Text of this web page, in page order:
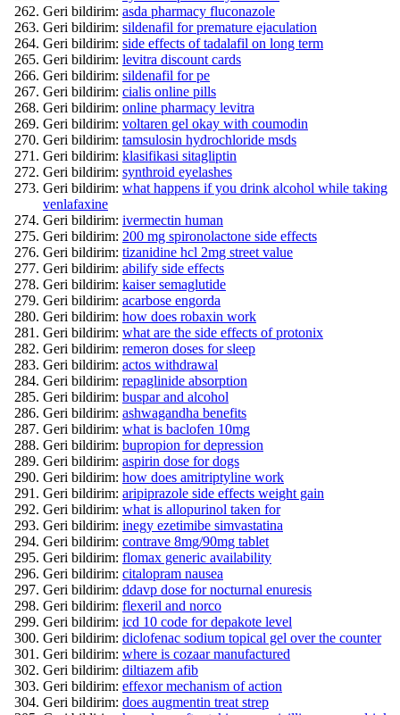
Geri bildirim: asda pharmacy fluconazole
Geri bildirim: sildenafil for premature ejaculation
Geri bildirim: side effects of tadalafil on long term
Geri bildirim: levitra discount cards
Geri bildirim: sildenafil for pe
Geri bildirim: cialis online pills
Geri bildirim: online pharmacy levitra
Geri bildirim: voltaren gel okay with coumodin
Geri bildirim: tamsulosin hydrochloride msds
Geri bildirim: klasifikasi sitagliptin
Geri bildirim: synthroid eyelashes
Geri bildirim: what happens if you drink alcohol while taking
venlafaxine
Geri bildirim: ivermectin human
Geri bildirim: 200 mg spironolactone side effects
Geri bildirim: tizanidine hcl 2mg street value
Geri bildirim: abilify side effects
Geri bildirim: kaiser semaglutide
Geri bildirim: acarbose engorda
Geri bildirim: how does robaxin work
Geri bildirim: what are the side effects of protonix
Geri bildirim: remeron doses for sleep
Geri bildirim: actos withdrawal
Geri bildirim: repaglinide absorption
Geri bildirim: buspar and alcohol
Geri bildirim: ashwagandha benefits
Geri bildirim: what is baclofen 10mg
Geri bildirim: bupropion for depression
Geri bildirim: aspirin dose for dogs
Geri bildirim: how does amitriptyline work
Geri bildirim: aripiprazole side effects weight gain
Geri bildirim: what is allopurinol taken for
Geri bildirim: inegy ezetimibe simvastatina
Geri bildirim: contrave 8mg/90mg tablet
Geri bildirim: flomax generic availability
Geri bildirim: citalopram nausea
Geri bildirim: ddavp dose for nocturnal enuresis
Geri bildirim: flexeril and norco
Geri bildirim: icd 10 code for depakote level
Geri bildirim: diclofenac sodium topical gel over the counter
Geri bildirim: where is cozaar manufactured
Geri bildirim: diltiazem afib
Geri bildirim: effexor mechanism of action
Geri bildirim: does augmentin treat strep